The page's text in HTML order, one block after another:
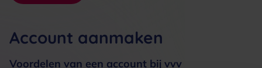
Account aanmaken
Voordelen van een account bij vvv